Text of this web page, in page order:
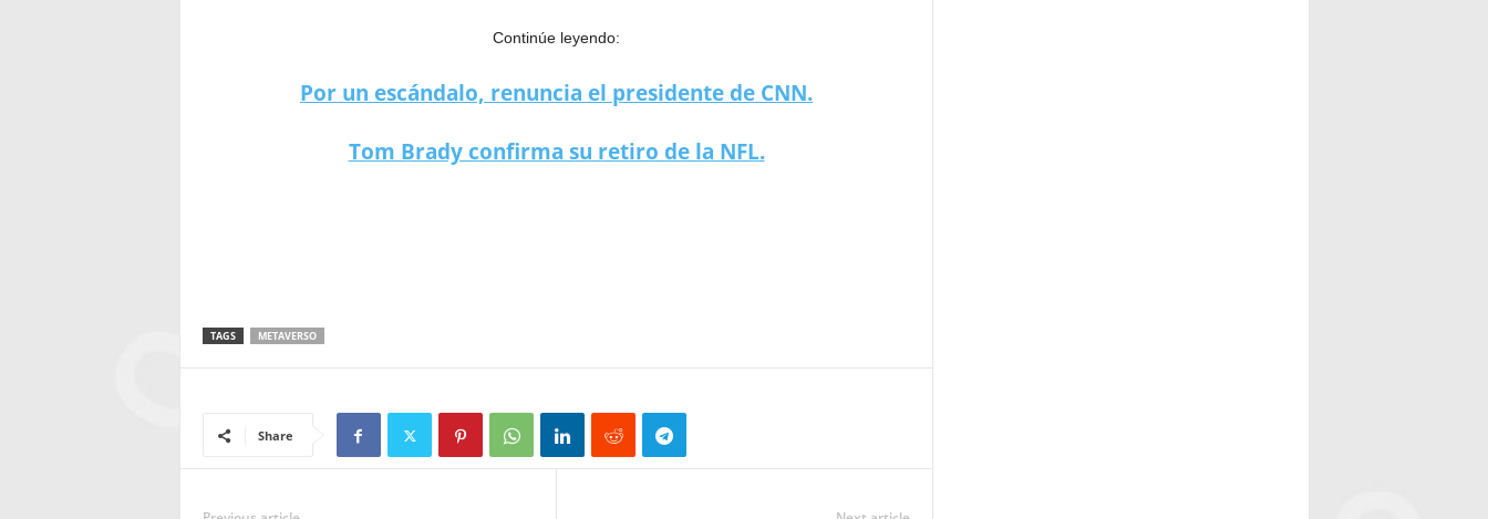
Continúe leyendo:
Por un escándalo, renuncia el presidente de CNN.
Tom Brady confirma su retiro de la NFL.
TAGS METAVERSO
Share